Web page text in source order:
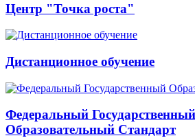
Центр "Точка роста"
Дистанционное обучение
Федеральный Государственный
Образовательный Стандарт